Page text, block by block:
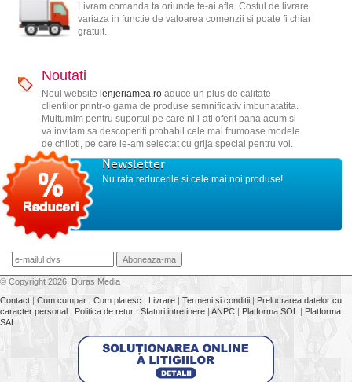
Livram comanda ta oriunde te-ai afla. Costul de livrare
variaza in functie de valoarea comenzii si poate fi chiar
gratuit.
Noutati
Noul website lenjeriamea.roaduce un plus de calitate
clientilor printr-o gama de produse semnificativ imbunatatita.
Multumim pentru suportul pe care ni l-ati oferit pana acum si
va invitam sa descoperiti probabil cele mai frumoase modele
de chiloti, pe care le-am selectat cu grija special pentru voi.
Newsletter
Nu rata reducerile si cele mai noi produse!
© Copyright 2026, Duras Media
Contact | Cum cumpar | Cum platesc | Livrare | Termeni si conditii | Prelucrarea datelor cu
caracter personal | Politica de retur | Sfaturi intretinere | ANPC | Platforma SOL | Platforma
SAL